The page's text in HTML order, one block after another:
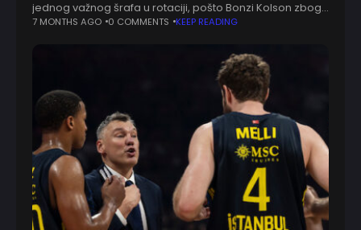
jednog važnog šrafa u rotaciji, pošto Bonzi Kolson zbog
povrede neće biti na raspolaganju oko tri nedelje, kako
7 MONTHS AGO 0 COMMENTS KEEP READING